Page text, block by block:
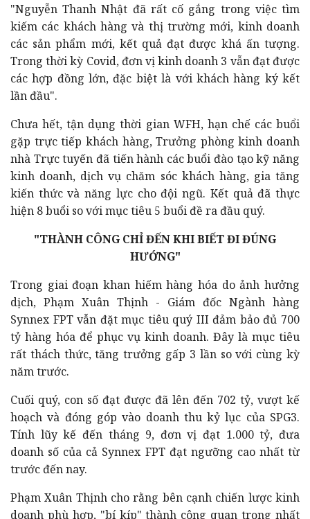
"Nguyễn Thanh Nhật đã rất cố gắng trong việc tìm
kiếm các khách hàng và thị trường mới, kinh doanh
các sản phẩm mới, kết quả đạt được khá ấn tượng.
Trong thời kỳ Covid, đơn vị kinh doanh 3 vẫn đạt được
các hợp đồng lớn, đặc biệt là với khách hàng ký kết
lần đầu".
Chưa hết, tận dụng thời gian WFH, hạn chế các buổi
gặp trực tiếp khách hàng, Trưởng phòng kinh doanh
nhà Trực tuyến đã tiến hành các buổi đào tạo kỹ năng
kinh doanh, dịch vụ chăm sóc khách hàng, gia tăng
kiến thức và năng lực cho đội ngũ. Kết quả đã thực
hiện 8 buổi so với mục tiêu 5 buổi đề ra đầu quý.
"THÀNH CÔNG CHỈ ĐẾN KHI BIẾT ĐI ĐÚNG
HƯỚNG"
Trong giai đoạn khan hiếm hàng hóa do ảnh hưởng
dịch, Phạm Xuân Thịnh - Giám đốc Ngành hàng
Synnex FPT vẫn đặt mục tiêu quý III đảm bảo đủ 700
tỷ hàng hóa để phục vụ kinh doanh. Đây là mục tiêu
rất thách thức, tăng trưởng gấp 3 lần so với cùng kỳ
năm trước.
Cuối quý, con số đạt được đã lên đến 702 tỷ, vượt kế
hoạch và đóng góp vào doanh thu kỷ lục của SPG3.
Tính lũy kế đến tháng 9, đơn vị đạt 1.000 tỷ, đưa
doanh số của cả Synnex FPT đạt ngưỡng cao nhất từ
trước đến nay.
Phạm Xuân Thịnh cho rằng bên cạnh chiến lược kinh
doanh phù hợp, "bí kíp" thành công quan trọng nhất